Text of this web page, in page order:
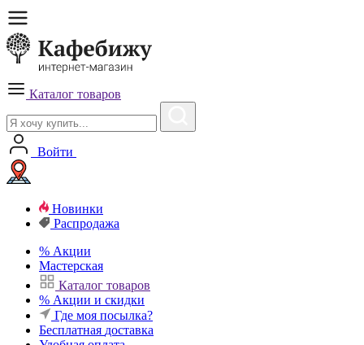
Каталог товаров
Войти
Новинки
Распродажа
% Акции
Мастерская
Каталог товаров
% Акции и скидки
Где моя посылка?
Бесплатная доставка